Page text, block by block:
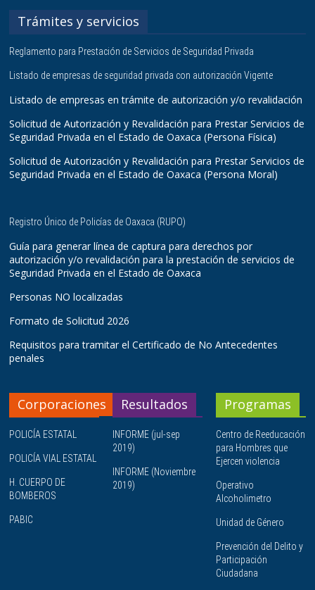
Trámites y servicios
Reglamento para Prestación de Servicios de Seguridad Privada
Listado de empresas de seguridad privada con autorización Vigente
Listado de empresas en trámite de autorización y/o revalidación
Solicitud de Autorización y Revalidación para Prestar Servicios de
Seguridad Privada en el Estado de Oaxaca (Persona Física)
Solicitud de Autorización y Revalidación para Prestar Servicios de
Seguridad Privada en el Estado de Oaxaca (Persona Moral)
Registro Único de Policías de Oaxaca (RUPO)
Guía para generar línea de captura para derechos por
autorización y/o revalidación para la prestación de servicios de
Seguridad Privada en el Estado de Oaxaca
Personas NO localizadas
Formato de Solicitud 2026
Requisitos para tramitar el Certificado de No Antecedentes
penales
Corporaciones
POLICÍA ESTATAL
POLICÍA VIAL ESTATAL
H. CUERPO DE
BOMBEROS
PABIC
Resultados
INFORME (jul-sep
2019)
INFORME (Noviembre
2019)
Programas
Centro de Reeducación
para Hombres que
Ejercen violencia
Operativo
Alcoholimetro
Unidad de Género
Prevención del Delito y
Participación
Ciudadana